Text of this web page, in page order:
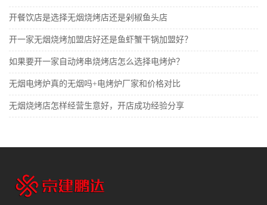
开餐饮店是选择无烟烧烤店还是剁椒鱼头店
开一家无烟烧烤加盟店好还是鱼虾蟹干锅加盟好？
如果要开一家自动烤串烧烤店怎么选择电烤炉？
无烟电烤炉真的无烟吗+电烤炉厂家和价格对比
无烟烧烤店怎样经营生意好，开店成功经验分享